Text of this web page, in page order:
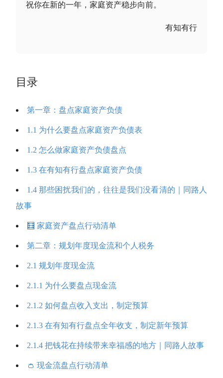
祝你在新的一年，家庭资产稳步向前。
有知有行
目录
第一章：盘点家庭资产负债
1.1 为什么要盘点家庭资产负债表
1.2 怎么做家庭资产负债盘点
1.3 在有知有行盘点家庭资产负债
1.4 那些困扰我们的，往往是我们没看清的｜同路人
故事
🧮 家庭资产盘点行动清单
第二章：规划年度现金流和个人税务
2.1 规划年度现金流
2.1.1 为什么要盘点现金流
2.1.2 如何盘点收入支出，制定预算
2.1.3 在有知有行盘点全年收支，制定新年预算
2.1.4 把钱花在持续带来幸福感的地方｜同路人故事
👛 现金流盘点行动清单